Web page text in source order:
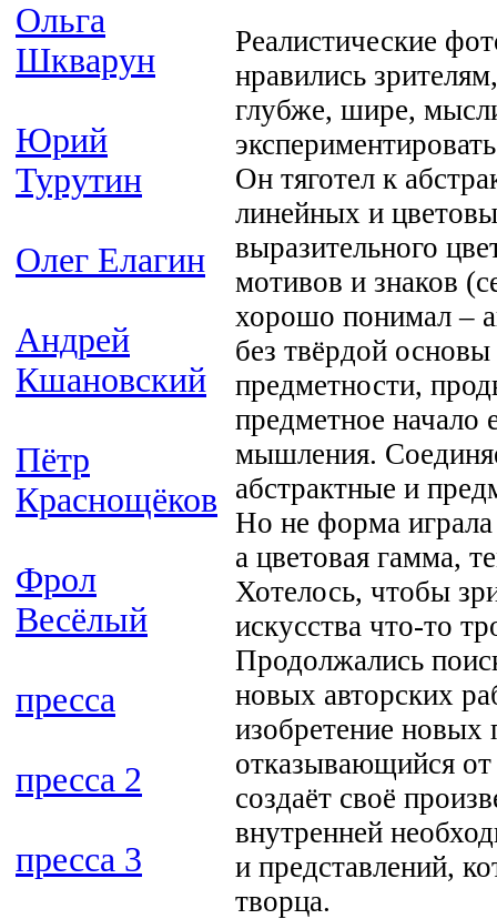
Ольга
Шкварун
Юрий
Турутин
Олег Елагин
Андрей
Кшановский
Пётр
Краснощёков
Фрол
Весёлый
пресса
пресса 2
пресса 3
Реалистические
нравились
глубже, шире,
Он тяготел к
линейных и
выразительного
мотивов и знаков
хорошо понимал –
без твёрдой
предметности,
предметное начало
мышления.
абстрактные и
Но не форма
а цветовая гамма,
Хотелось, чтобы
искусства что-то
Продолжались
новых авторских
изобретение
отказывающийся
создаёт своё
внутренней
и представлений,
творца.